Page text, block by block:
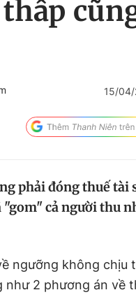
15/04/
phải đóng thuế tài
cả người thu
ngưỡng không chịu
2 phương án về